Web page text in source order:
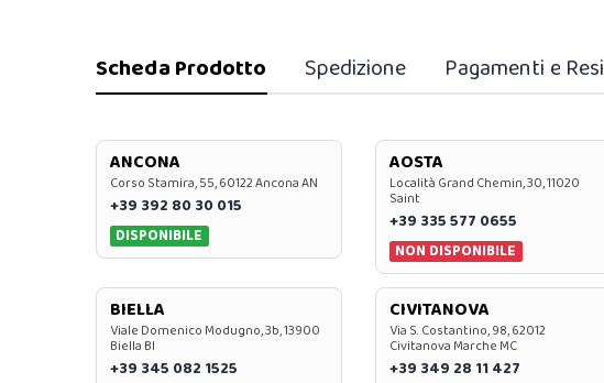
Scheda Prodotto Spedizione Pagamenti e Resi
ANCONA
Corso Stamira, 55, 60122 Ancona AN
+39 392 80 30 015
DISPONIBILE
AOSTA
Località Grand Chemin, 30, 11020
Saint
+39 335 577 0655
NON DISPONIBILE
BIELLA
Viale Domenico Modugno, 3b, 13900
Biella BI
+39 345 082 1525
CIVITANOVA
Via S. Costantino, 98, 62012
Civitanova Marche MC
+39 349 28 11 427